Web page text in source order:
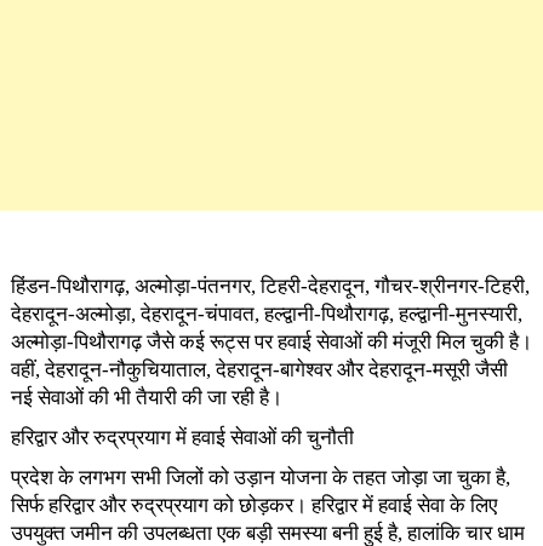
हिंडन-पिथौरागढ़, अल्मोड़ा-पंतनगर, टिहरी-देहरादून, गौचर-श्रीनगर-टिहरी,
देहरादून-अल्मोड़ा, देहरादून-चंपावत, हल्द्वानी-पिथौरागढ़, हल्द्वानी-मुनस्यारी,
अल्मोड़ा-पिथौरागढ़ जैसे कई रूट्स पर हवाई सेवाओं की मंजूरी मिल चुकी है।
वहीं, देहरादून-नौकुचियाताल, देहरादून-बागेश्वर और देहरादून-मसूरी जैसी
नई सेवाओं की भी तैयारी की जा रही है।
हरिद्वार और रुद्रप्रयाग में हवाई सेवाओं की चुनौती
प्रदेश के लगभग सभी जिलों को उड़ान योजना के तहत जोड़ा जा चुका है,
सिर्फ हरिद्वार और रुद्रप्रयाग को छोड़कर। हरिद्वार में हवाई सेवा के लिए
उपयुक्त जमीन की उपलब्धता एक बड़ी समस्या बनी हुई है, हालांकि चार धाम